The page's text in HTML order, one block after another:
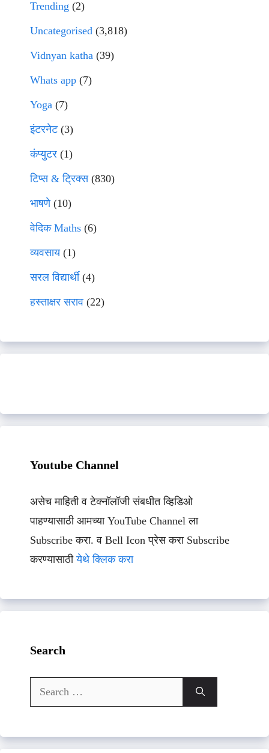
Trending (2)
Uncategorised (3,818)
Vidnyan katha (39)
Whats app (7)
Yoga (7)
इंटरनेट(3)
कंप्युटर (1)
टिप्स & ट्रिक्स(830)
भाषणे(10)
वेदिक Maths (6)
व्यवसाय(1)
सरल विद्यार्थी(4)
हस्ताक्षर सराव (22)
Youtube Channel
असेच माहिती व टेक्नॉलॉजी संबधीत व्हिडिओ
पाहण्यासाठी आमच्या YouTube Channel ला
Subscribe करा. व Bell Icon प्रेस करा Subscribe
करण्यासाठीयेथे क्लिक करा
Search
Search
for: